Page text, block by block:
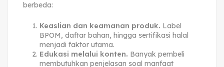
berbeda:
Keaslian dan keamanan produk. Label
BPOM, daftar bahan, hingga sertifikasi halal
menjadi faktor utama.
Edukasi melalui konten. Banyak pembeli
membutuhkan penjelasan soal manfaat